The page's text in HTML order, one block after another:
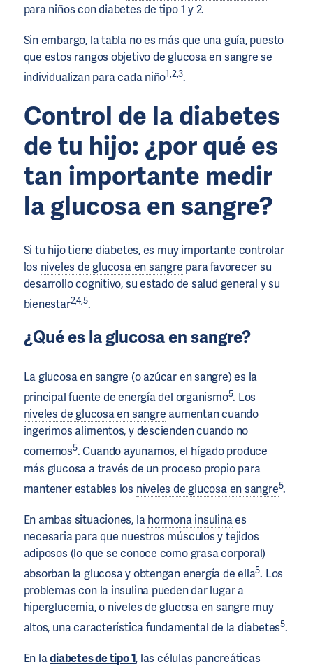
para niños con diabetes de tipo 1 y 2.
Sin embargo, la tabla no es más que una guía, puesto
que estos rangos objetivo de glucosa en sangre se
individualizan para cada niño1,2,3.
Control de la diabetes
de tu hijo: ¿por qué es
tan importante medir
la glucosa en sangre?
Si tu hijo tiene diabetes, es muy importante controlar
los niveles de glucosa en sangre para favorecer su
desarrollo cognitivo, su estado de salud general y su
bienestar2,4,5.
¿Qué es la glucosa en sangre?
La glucosa en sangre (o azúcar en sangre) es la
principal fuente de energía del organismo5. Los
niveles de glucosa en sangre aumentan cuando
ingerimos alimentos, y descienden cuando no
comemos5. Cuando ayunamos, el hígado produce
más glucosa a través de un proceso propio para
mantener estables los niveles de glucosa en sangre5.
En ambas situaciones, lahormona insulinaes
necesaria para que nuestros músculos y tejidos
adiposos (lo que se conoce como grasa corporal)
absorban la glucosa y obtengan energía de ella5. Los
problemas con la insulina pueden dar lugar a
hiperglucemia, o niveles de glucosa en sangre muy
altos, una característica fundamental de la diabetes5.
En ladiabetes de tipo 1, las células pancreáticas